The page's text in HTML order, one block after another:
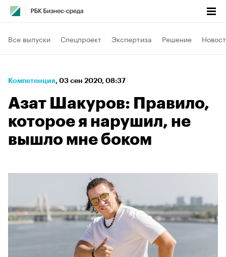
Все выпуски Спецпроект Экспертиза Решение
Компетенция⁠, 03 сен 2020, 08:37
Азат Шакуров: Правило,
которое я нарушил, не
вышло мне боком